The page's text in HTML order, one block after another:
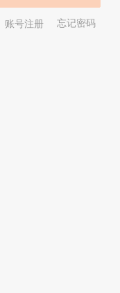
账号注册 忘记密码